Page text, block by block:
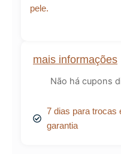
mais informações
Não há cupons
7 dias para trocas
garantia
pele.